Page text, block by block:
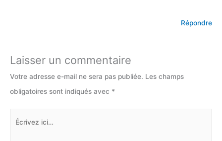
Répondre
Laisser un commentaire
Votre adresse e-mail ne sera pas publiée. Les champs
obligatoires sont indiqués avec *